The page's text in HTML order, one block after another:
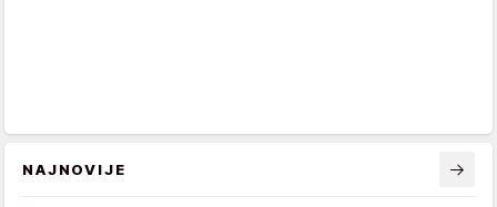
NAJNOVIJE